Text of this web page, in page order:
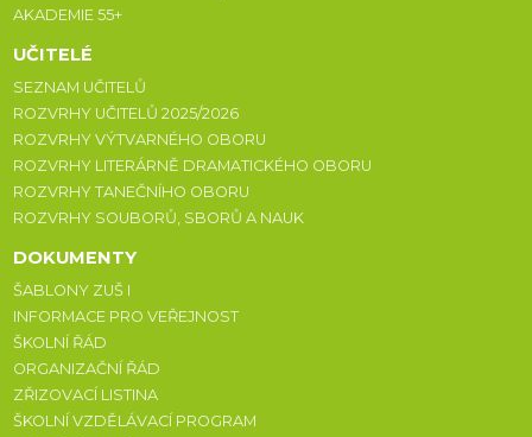
AKADEMIE 55+
UČITELÉ
SEZNAM UČITELŮ
ROZVRHY UČITELŮ 2025/2026
ROZVRHY VÝTVARNÉHO OBORU
ROZVRHY LITERÁRNĚ DRAMATICKÉHO OBORU
ROZVRHY TANEČNÍHO OBORU
ROZVRHY SOUBORŮ, SBORŮ A NAUK
DOKUMENTY
ŠABLONY ZUŠ I
INFORMACE PRO VEŘEJNOST
ŠKOLNÍ ŘÁD
ORGANIZAČNÍ ŘÁD
ZŘIZOVACÍ LISTINA
ŠKOLNÍ VZDĚLÁVACÍ PROGRAM